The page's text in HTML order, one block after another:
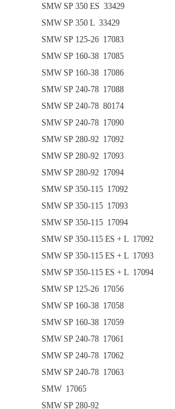
SMW SP 350 ES 33429
SMW SP 350 L 33429
SMW SP 125-26 17083
SMW SP 160-38 17085
SMW SP 160-38 17086
SMW SP 240-78 17088
SMW SP 240-78 80174
SMW SP 240-78 17090
SMW SP 280-92 17092
SMW SP 280-92 17093
SMW SP 280-92 17094
SMW SP 350-115 17092
SMW SP 350-115 17093
SMW SP 350-115 17094
SMW SP 350-115 ES + L 17092
SMW SP 350-115 ES + L 17093
SMW SP 350-115 ES + L 17094
SMW SP 125-26 17056
SMW SP 160-38 17058
SMW SP 160-38 17059
SMW SP 240-78 17061
SMW SP 240-78 17062
SMW SP 240-78 17063
SMW 17065
SMW SP 280-92